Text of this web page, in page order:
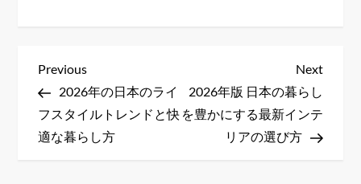
P
o
s
Previous
Post
Previous
2026年の日本のライ
フスタイルトレンドと快
適な暮らし方
Next
Next
2026年版 日本の暮らし
を豊かにする最新インテ
リアの選び方